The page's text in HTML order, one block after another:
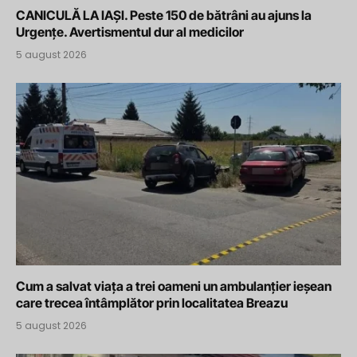
CANICULĂ LA IAȘI. Peste 150 de bătrâni au ajuns la
Urgențe. Avertismentul dur al medicilor
5 august 2026
Cum a salvat viața a trei oameni un ambulanțier ieșean
care trecea întâmplător prin localitatea Breazu
5 august 2026